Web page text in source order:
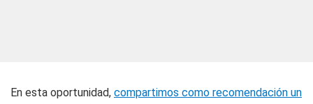
En esta oportunidad, compartimos como recomendación un